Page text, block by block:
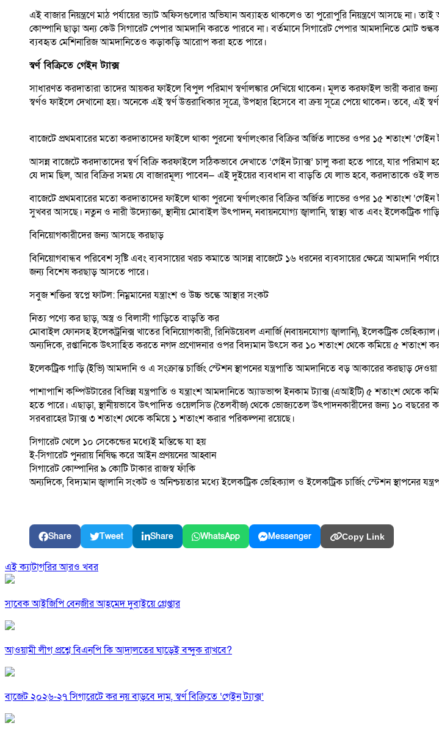
এই বাজার নিয়ন্ত্রণে মাঠ পর্যায়ের ভ্যাট অফিসগুলোর অভিযান অব্যাহত থাকলেও তা পুরোপুরি নিয়ন্ত্রণে আসছে না।
কোম্পানি ছাড়া অন্য কেউ সিগারেট পেপার আমদানি করতে পারবে না। বর্তমানে সিগারেট পেপার আমদানিতে মোট
ব্যবহৃত মেশিনারিজ আমদানিতেও কড়াকড়ি আরোপ করা হতে পারে।
স্বর্ণ বিক্রিতে গেইন ট্যাক্স
সাধারণত করদাতারা তাদের আয়কর ফাইলে বিপুল পরিমাণ স্বর্ণালঙ্কার দেখিয়ে থাকেন। মূলত করফাইল ভারী করার
স্বর্ণও ফাইলে দেখানো হয়। অনেকে এই স্বর্ণ উত্তরাধিকার সূত্রে, উপহার হিসেবে বা ক্রয় সূত্রে পেয়ে থাকেন। তবে, এই
বাজেটে প্রথমবারের মতো করদাতাদের ফাইলে থাকা পুরনো স্বর্ণালংকার বিক্রির অর্জিত লাভের ওপর ১৫ শতাংশ
আসন্ন বাজেটে করদাতাদের স্বর্ণ বিক্রি করফাইলে সঠিকভাবে দেখাতে ‘গেইন ট্যাক্স’ চালু করা হতে পারে, যার
যে দাম ছিল, আর বিক্রির সময় যে বাজারমূল্য পাবেন— এই দুইয়ের ব্যবধান বা বাড়তি যে লাভ হবে, করদাতাকে ওই
বাজেটে প্রথমবারের মতো করদাতাদের ফাইলে থাকা পুরনো স্বর্ণালংকার বিক্রির অর্জিত লাভের ওপর ১৫ শতাংশ
সুখবর আসছে। নতুন ও নারী উদ্যোক্তা, স্থানীয় মোবাইল উৎপাদন, নবায়নযোগ্য জ্বালানি, স্বাস্থ্য খাত এবং ইলেকট্রিক
বিনিয়োগকারীদের জন্য আসছে করছাড়
বিনিয়োগবান্ধব পরিবেশ সৃষ্টি এবং ব্যবসায়ের খরচ কমাতে আসন্ন বাজেটে ১৬ ধরনের ব্যবসায়ের ক্ষেত্রে আমদানি
জন্য বিশেষ করছাড় আসতে পারে।
সবুজ শক্তির স্বপ্নে ফাটল: নিম্নমানের যন্ত্রাংশ ও উচ্চ শুল্কে আস্থার সংকট
নিত্য পণ্যে কর ছাড়, অস্ত্র ও বিলাসী গাড়িতে বাড়তি কর
মোবাইল ফোনসহ ইলেকট্রনিক্স খাতের বিনিয়োগকারী, রিনিউয়েবল এনার্জি (নবায়নযোগ্য জ্বালানি), ইলেকট্রিক
অন্যদিকে, রপ্তানিকে উৎসাহিত করতে নগদ প্রণোদনার ওপর বিদ্যমান উৎসে কর ১০ শতাংশ থেকে কমিয়ে ৫ শতাংশ
ইলেকট্রিক গাড়ি (ইভি) আমদানি ও এ সংক্রান্ত চার্জিং স্টেশন স্থাপনের যন্ত্রপাতি আমদানিতে বড় আকারের করছাড়
পাশাপাশি কম্পিউটারের বিভিন্ন যন্ত্রপাতি ও যন্ত্রাংশ আমদানিতে অ্যাডভান্স ইনকাম ট্যাক্স (এআইটি) ৫ শতাংশ
হতে পারে। এছাড়া, স্থানীয়ভাবে উৎপাদিত ওয়েলসিড (তৈলবীজ) থেকে ভোজ্যতেল উৎপাদনকারীদের জন্য ১০ বছরের
সরবরাহের ট্যাক্স ৩ শতাংশ থেকে কমিয়ে ১ শতাংশ করার পরিকল্পনা রয়েছে।
সিগারেট খেলে ১০ সেকেন্ডের মধ্যেই মস্তিস্কে যা হয়
ই-সিগারেট পুনরায় নিষিদ্ধ করে আইন প্রণয়নের আহ্বান
সিগারেট কোম্পানির ৯ কোটি টাকার রাজস্ব ফাঁকি
অন্যদিকে, বিদ্যমান জ্বালানি সংকট ও অনিশ্চয়তার মধ্যে ইলেকট্রিক ভেহিক্যাল ও ইলেকট্রিক চার্জিং স্টেশন
Share Tweet Share WhatsApp Messenger Copy Link
এই ক্যাটাগরির আরও খবর
সাবেক আইজিপি বেনজীর আহমেদ দুবাইয়ে গ্রেপ্তার
আওয়ামী লীগ প্রশ্নে বিএনপি কি আদালতের ঘাড়েই বন্দুক রাখবে?
বাজেট ২০২৬-২৭ সিগারেটে কর নয় বাড়বে দাম, স্বর্ণ বিক্রিতে ‘গেইন ট্যাক্স’